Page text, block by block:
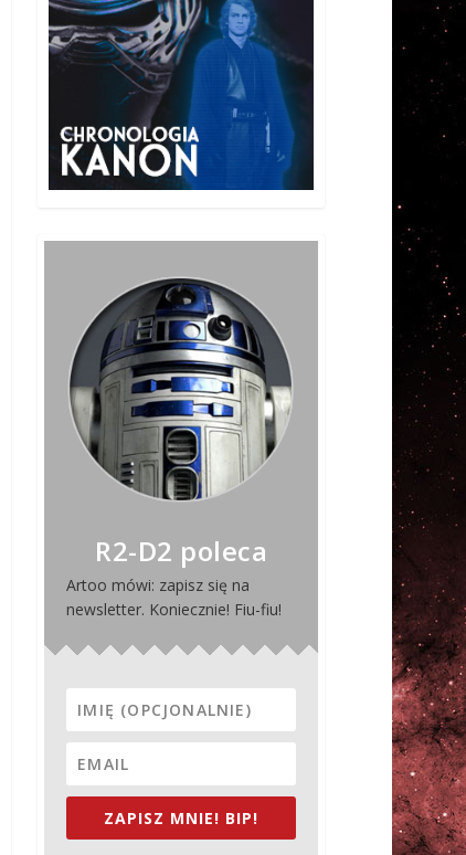
R2-D2 poleca
Artoo mówi: zapisz się na
newsletter. Koniecznie! Fiu-fiu!
ZAPISZ MNIE! BIP!